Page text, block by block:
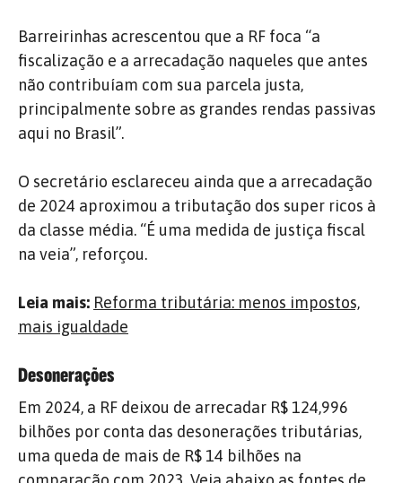
Barreirinhas acrescentou que a RF foca “a
fiscalização e a arrecadação naqueles que antes
não contribuíam com sua parcela justa,
principalmente sobre as grandes rendas passivas
aqui no Brasil”.
O secretário esclareceu ainda que a arrecadação
de 2024 aproximou a tributação dos super ricos à
da classe média. “É uma medida de justiça fiscal
na veia”, reforçou.
Leia mais: Reforma tributária: menos impostos,
mais igualdade
Desonerações
Em 2024, a RF deixou de arrecadar R$ 124,996
bilhões por conta das desonerações tributárias,
uma queda de mais de R$ 14 bilhões na